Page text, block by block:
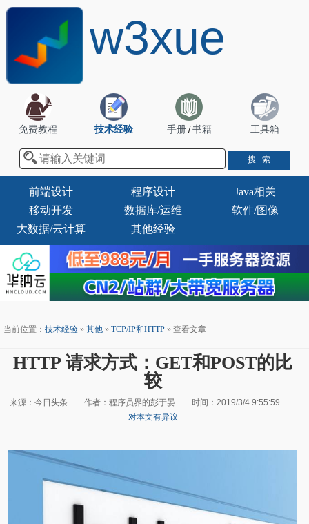
w3xue
免费教程 技术经验 手册/书籍 工具箱
前端设计 程序设计
Java相关
移动开发
数据库/运维
软件/图像
大数据/云计算
其他经验
当前位置： 技术经验 » 其他 » TCP/IP和HTTP » 查看文章
HTTP 请求方式：GET和POST的比
较
来源：今日头条 作者：程序员界的彭于晏 时间：2019/3/4 9:55:59
对本文有异议